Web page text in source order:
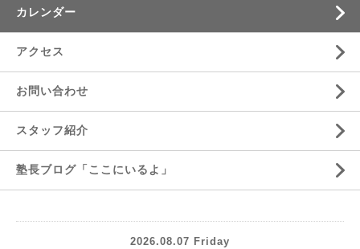
カレンダー
アクセス
お問い合わせ
スタッフ紹介
塾長ブログ「ここにいるよ」
2026.08.07 Friday